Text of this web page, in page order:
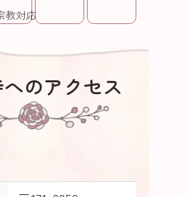
教対応
のアクセス